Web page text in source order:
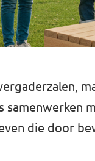
samenwerken
die door